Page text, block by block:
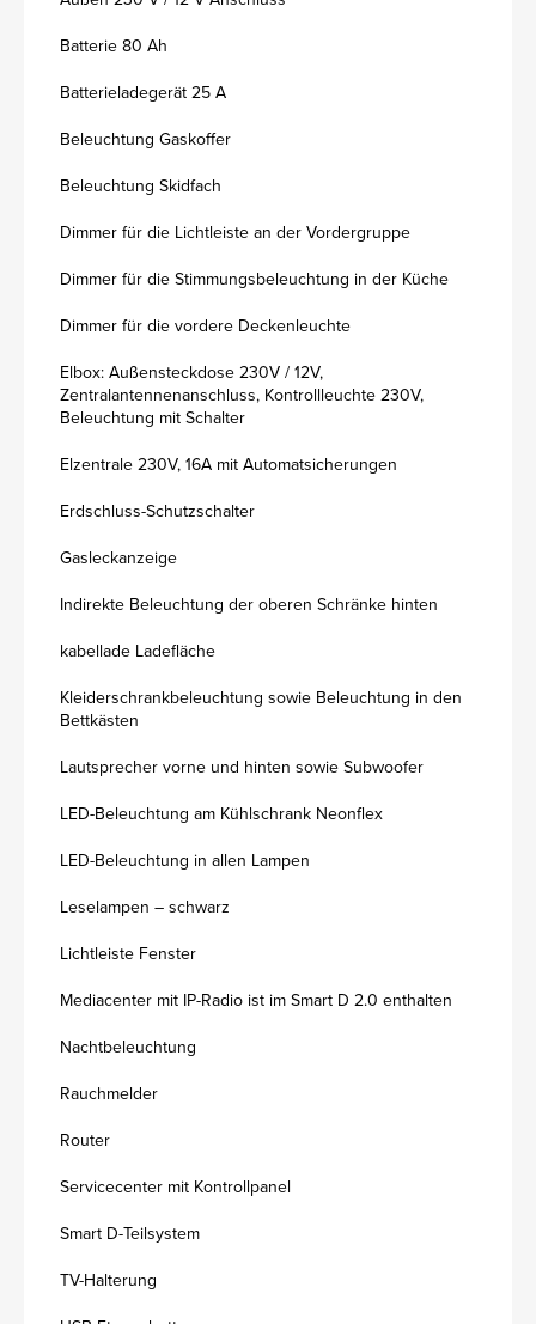
Batterie 80 Ah
Batterieladegerät 25 A
Beleuchtung Gaskoffer
Beleuchtung Skidfach
Dimmer für die Lichtleiste an der Vordergruppe
Dimmer für die Stimmungsbeleuchtung in der Küche
Dimmer für die vordere Deckenleuchte
Elbox: Außensteckdose 230V / 12V,
Zentralantennenanschluss, Kontrollleuchte 230V,
Beleuchtung mit Schalter
Elzentrale 230V, 16A mit Automatsicherungen
Erdschluss-Schutzschalter
Gasleckanzeige
Indirekte Beleuchtung der oberen Schränke hinten
kabellade Ladefläche
Kleiderschrankbeleuchtung sowie Beleuchtung in den
Bettkästen
Lautsprecher vorne und hinten sowie Subwoofer
LED-Beleuchtung am Kühlschrank Neonflex
LED-Beleuchtung in allen Lampen
Leselampen – schwarz
Lichtleiste Fenster
Mediacenter mit IP-Radio ist im Smart D 2.0 enthalten
Nachtbeleuchtung
Rauchmelder
Router
Servicecenter mit Kontrollpanel
Smart D-Teilsystem
TV-Halterung